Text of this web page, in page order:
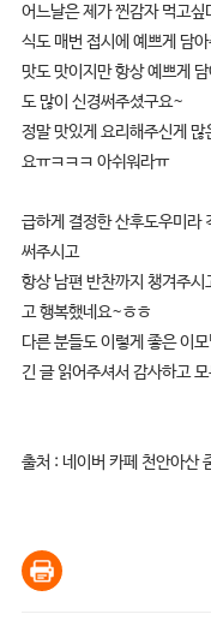
어느날은 제가 찐감자 먹고
식도 매번 접시에 예쁘게 담
맛도 맛이지만 항상 예쁘게
도 많이 신경써주셨구요~
정말 맛있게 요리해주신게 많
요ㅠㅋㅋㅋ 아쉬워라ㅠ
급하게 결정한 산후도우미라
써주시고
항상 남편 반찬까지 챙겨주
고 행복했네요~ㅎㅎ
다른 분들도 이렇게 좋은 이
긴 글 읽어주셔서 감사하고
출처 : 네이버 카페 천안아산